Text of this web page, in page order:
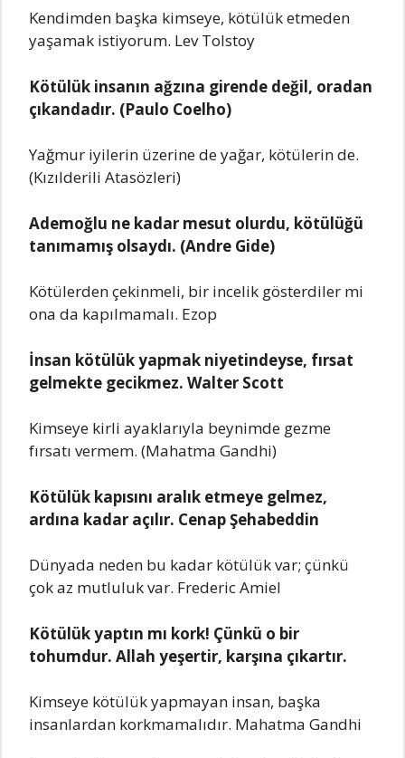
Kendimden başka kimseye, kötülük etmeden
yaşamak istiyorum. Lev Tolstoy
Kötülük insanın ağzına girende değil, oradan
çıkandadır. (Paulo Coelho)
Yağmur iyilerin üzerine de yağar, kötülerin de.
(Kızılderili Atasözleri)
Ademoğlu ne kadar mesut olurdu, kötülüğü
tanımamış olsaydı. (Andre Gide)
Kötülerden çekinmeli, bir incelik gösterdiler mi
ona da kapılmamalı. Ezop
İnsan kötülük yapmak niyetindeyse, fırsat
gelmekte gecikmez. Walter Scott
Kimseye kirli ayaklarıyla beynimde gezme
fırsatı vermem. (Mahatma Gandhi)
Kötülük kapısını aralık etmeye gelmez,
ardına kadar açılır. Cenap Şehabeddin
Dünyada neden bu kadar kötülük var; çünkü
çok az mutluluk var. Frederic Amiel
Kötülük yaptın mı kork! Çünkü o bir
tohumdur. Allah yeşertir, karşına çıkartır.
Kimseye kötülük yapmayan insan, başka
insanlardan korkmamalıdır. Mahatma Gandhi